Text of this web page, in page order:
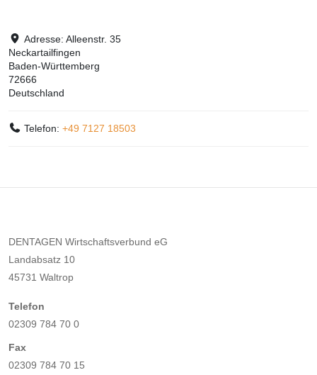
Adresse:Alleenstr. 35
Neckartailfingen
Baden-Württemberg
72666
Deutschland
Telefon:+49 7127 18503
DENTAGEN Wirtschaftsverbund eG
Landabsatz 10
45731 Waltrop
Telefon
02309 784 70 0
Fax
02309 784 70 15